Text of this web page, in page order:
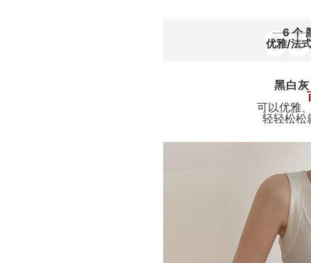
6个
优雅/法
黑白
可以优雅
轻轻松松